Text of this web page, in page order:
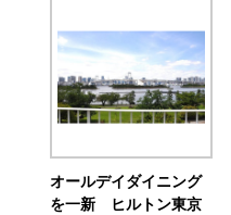
オールデイダイニング
を一新 ヒルトン東京